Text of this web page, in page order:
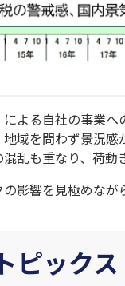
よる自社の事業
域を問わず景況
乱も重なり、荷動
影響を見極めな
ピックス